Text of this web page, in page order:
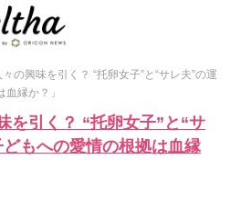
々の興味を引く？ “托卵女子”と“サレ夫”の運
縁か？」
を引く？ “托卵女子”と“サ
もへの愛情の根拠は血縁